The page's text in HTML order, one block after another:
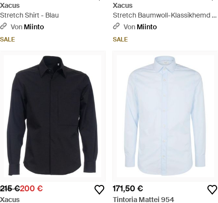
Xacus
Stretch Shirt - Blau
Von Miinto
SALE
Xacus
Stretch Baumwoll-Klassikhemd -
Schwarz
Von Miinto
SALE
215 €200 €
Xacus
171,50 €
Tintoria Mattei 954